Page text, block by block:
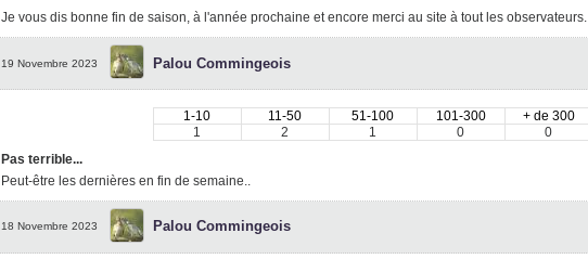
Je vous dis bonne fin de saison, à l'année prochaine et encore merci au site à tout les observateurs.
19 Novembre 2023 Palou Commingeois
1-10 11-50 51-100 101-300
+ de 300
1
2 1 0
0
Pas terrible...
Peut-être les dernières en fin de semaine..
18 Novembre 2023 Palou Commingeois